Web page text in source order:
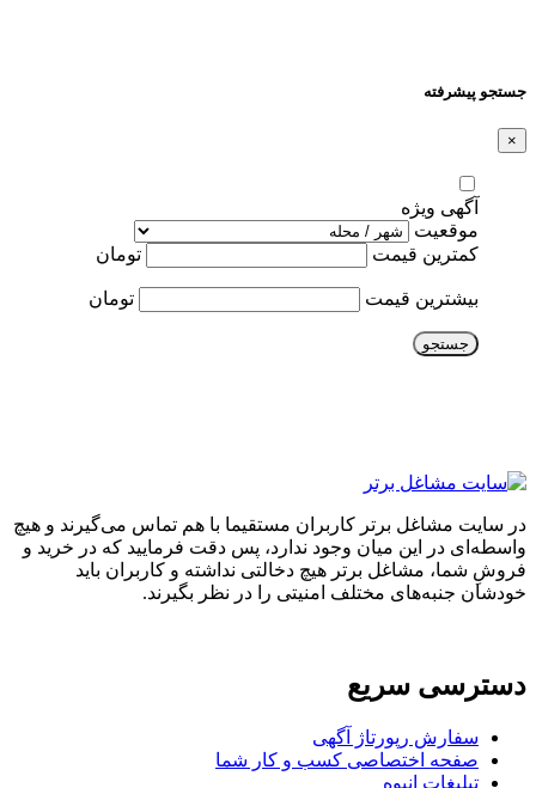
جستجو پیشرفته
×
آگهی ویژه
موقعیت
کمترین قیمت
تومان
بیشترین قیمت تومان
جستجو
در سایت مشاغل برتر کاربران مستقیما با هم تماس می‌گیرند و هیچ
واسطه‌ای در این میان وجود ندارد، پس دقت فرمایید که در خرید و
فروشِ شما، مشاغل برتر هیچ دخالتی نداشته و کاربران باید
خودشان جنبه‌های مختلف امنیتی را در نظر بگیرند.
دسترسی سریع
سفارش رپورتاژ آگهی
صفحه اختصاصی کسب و کار شما
تبلیغات انبوه